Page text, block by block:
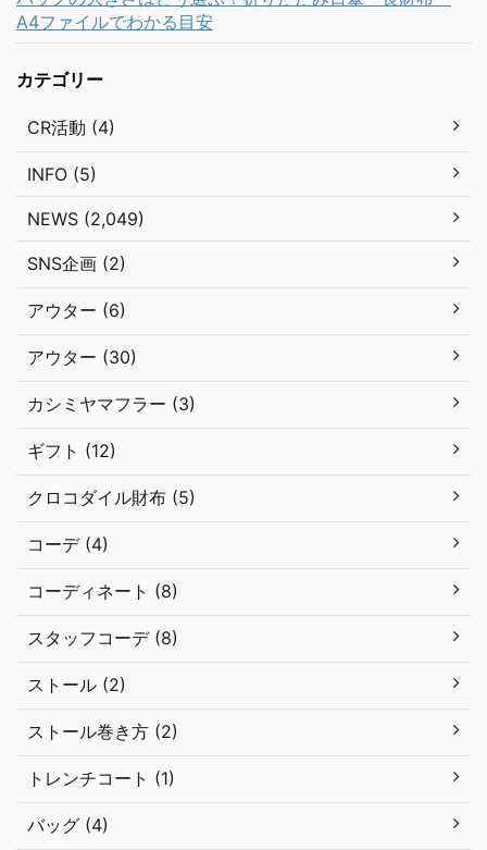
A4ファイルでわかる目安
カテゴリー
CR活動 (4)
INFO (5)
NEWS (2,049)
SNS企画 (2)
アウター (6)
アウター (30)
カシミヤマフラー (3)
ギフト (12)
クロコダイル財布 (5)
コーデ (4)
コーディネート (8)
スタッフコーデ (8)
ストール (2)
ストール巻き方 (2)
トレンチコート (1)
バッグ (4)